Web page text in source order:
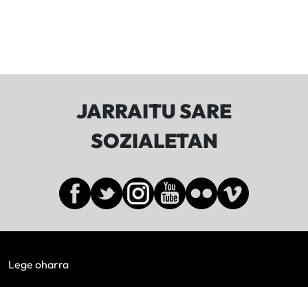
JARRAITU SARE
SOZIALETAN
Lege oharra